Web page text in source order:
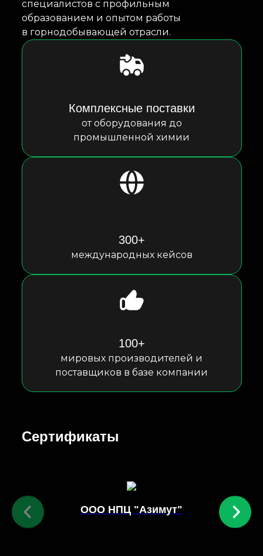
специалистов с профильным
образованием и опытом работы
в горнодобывающей отрасли.
Комплексные поставки
от оборудования до
промышленной химии
300+
международных кейсов
100+
мировых производителей и
поставщиков в базе компании
Сертификаты
ООО НПЦ "Азимут"